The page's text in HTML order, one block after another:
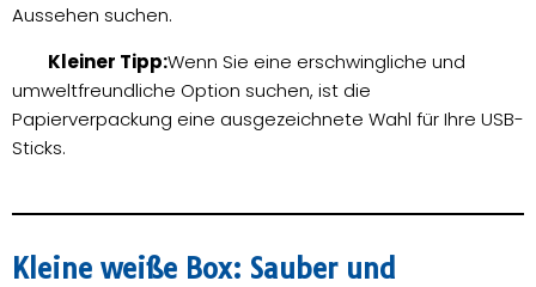
Aussehen suchen.
Kleiner Tipp:Wenn Sie eine erschwingliche und
umweltfreundliche Option suchen, ist die
Papierverpackung eine ausgezeichnete Wahl für Ihre USB-
Sticks.
Kleine weiße Box: Sauber und